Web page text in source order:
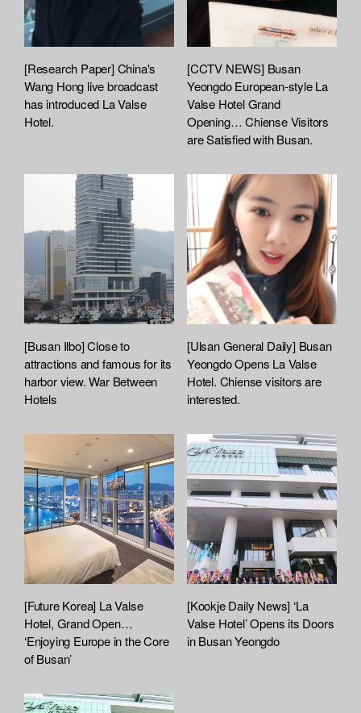
[Research Paper] China's
Wang Hong live broadcast
has introduced La Valse
Hotel.
[CCTV NEWS] Busan
Yeongdo European-style La
Valse Hotel Grand
Opening… Chiense Visitors
are Satisfied with Busan.
[Busan Ilbo] Close to
attractions and famous for its
harbor view. War Between
Hotels
[Ulsan General Daily] Busan
Yeongdo Opens La Valse
Hotel. Chiense visitors are
interested.
[Future Korea] La Valse
Hotel, Grand Open…
‘Enjoying Europe in the Core
of Busan’
[Kookje Daily News] ‘La
Valse Hotel’ Opens its Doors
in Busan Yeongdo